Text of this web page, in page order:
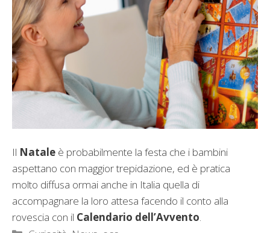
Il Natale è probabilmente la festa che i bambini
aspettano con maggior trepidazione, ed è pratica
molto diffusa ormai anche in Italia quella di
accompagnare la loro attesa facendo il conto alla
rovescia con il Calendario dell’Avvento.